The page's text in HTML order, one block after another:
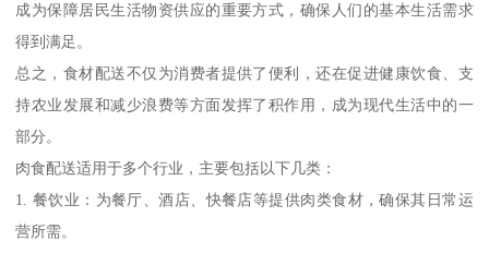
成为保障居民生活物资供应的重要方式，确保人们的基本生活需求
得到满足。
总之，食材配送不仅为消费者提供了便利，还在促进健康饮食、支
持农业发展和减少浪费等方面发挥了积作用，成为现代生活中的一
部分。
肉食配送适用于多个行业，主要包括以下几类：
1. 餐饮业：为餐厅、酒店、快餐店等提供肉类食材，确保其日常运
营所需。